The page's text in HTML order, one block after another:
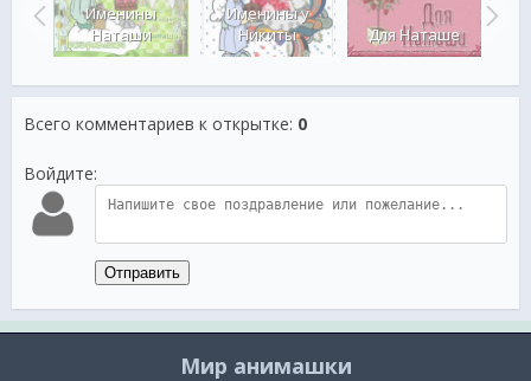
Именины
Наташи
Именины у
Никиты
Для Наташе
Всего комментариев к открытке: 0
Войдите:
Отправить
Мир анимашки